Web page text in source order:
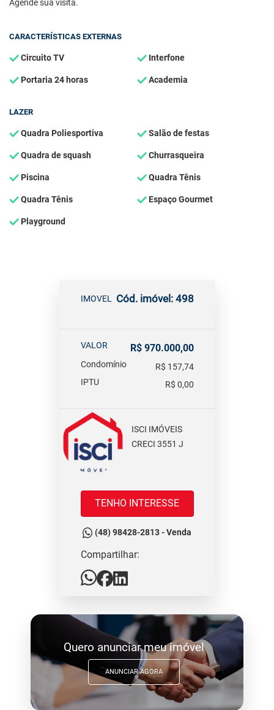
Agende sua visita.
CARACTERÍSTICAS EXTERNAS
Circuito TV Interfone
Portaria 24 horas Academia
LAZER
Quadra Poliesportiva Salão de festas
Quadra de squash Churrasqueira
Piscina Quadra Tênis
Quadra Tênis Espaço Gourmet
Playground
IMOVEL Cód. imóvel: 498
VALOR R$ 970.000,00
Condomínio
R$ 157,74
IPTU
R$ 0,00
ISCI IMÓVEIS
CRECI 3551 J
TENHO INTERESSE
(48) 98428-2813 - Venda
Compartilhar:
Quero anunciar meu imóvel
ANUNCIAR AGORA